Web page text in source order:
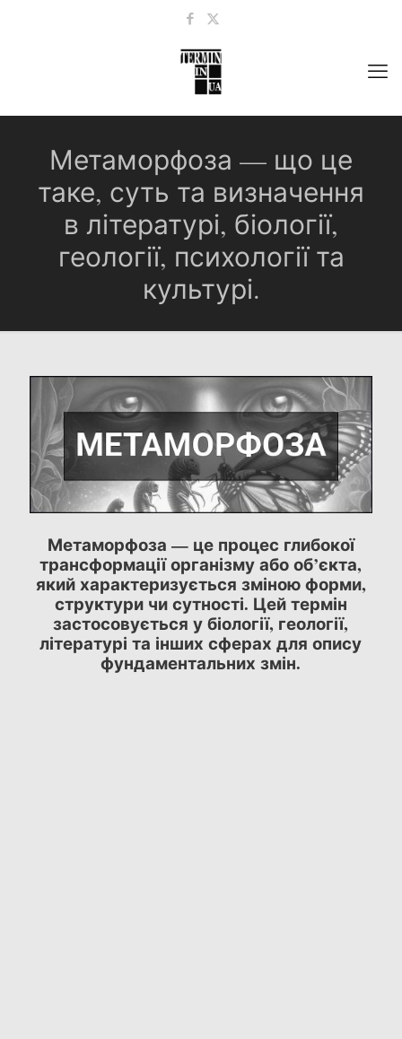
Метаморфоза — що це
таке, суть та визначення
в літературі, біології,
геології, психології та
культурі.
Метаморфоза — це процес глибокої
трансформації організму або об’єкта,
який характеризується зміною форми,
структури чи сутності. Цей термін
застосовується у біології, геології,
літературі та інших сферах для опису
фундаментальних змін.